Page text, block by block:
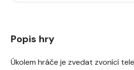
Popis hry
Úkolem hráče je zvedat zvonící